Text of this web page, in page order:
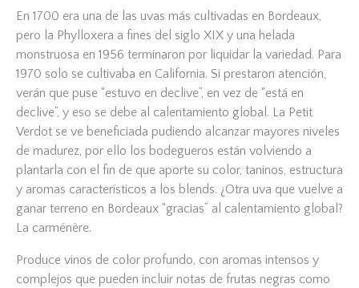
En 1700 era una de las uvas más cultivadas en Bordeaux,
pero la Phylloxera a fines del siglo XIX y una helada
monstruosa en 1956 terminaron por liquidar la variedad. Para
1970 solo se cultivaba en California. Si prestaron atención,
verán que puse “estuvo en declive”, en vez de “está en
declive”, y eso se debe al calentamiento global. La Petit
Verdot se ve beneficiada pudiendo alcanzar mayores niveles
de madurez, por ello los bodegueros están volviendo a
plantarla con el fin de que aporte su color, taninos, estructura
y aromas característicos a los blends. ¿Otra uva que vuelve a
ganar terreno en Bordeaux “gracias” al calentamiento global?
La carménère.
Produce vinos de color profundo, con aromas intensos y
complejos que pueden incluir notas de frutas negras como